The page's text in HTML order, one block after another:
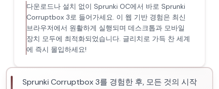
다운로드나 설치 없이 Sprunki OC에서 바로 Sprunki
Corruptbox 3로 들어가세요. 이 웹 기반 경험은 최신
브라우저에서 원활하게 실행되며 데스크톱과 모바일
장치 모두에 최적화되었습니다. 글리치로 가득 찬 세계
에 즉시 몰입하세요!
Sprunki Corruptbox 3를 경험한 후, 모든 것의 시작